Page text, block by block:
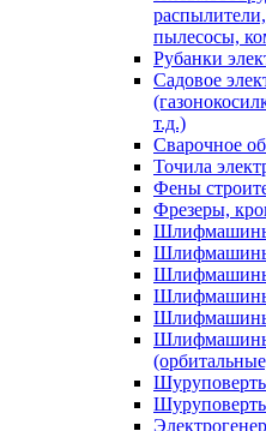
пылесосы,
Рубанки
Садовое
т.д.)
Сварочное
Точила
Фены
Фрезеры,
Шлифмашины
Шлифмашины